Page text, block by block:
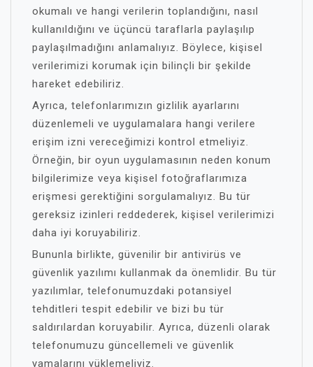
okumalı ve hangi verilerin toplandığını, nasıl
kullanıldığını ve üçüncü taraflarla paylaşılıp
paylaşılmadığını anlamalıyız. Böylece, kişisel
verilerimizi korumak için bilinçli bir şekilde
hareket edebiliriz.
Ayrıca, telefonlarımızın gizlilik ayarlarını
düzenlemeli ve uygulamalara hangi verilere
erişim izni vereceğimizi kontrol etmeliyiz.
Örneğin, bir oyun uygulamasının neden konum
bilgilerimize veya kişisel fotoğraflarımıza
erişmesi gerektiğini sorgulamalıyız. Bu tür
gereksiz izinleri reddederek, kişisel verilerimizi
daha iyi koruyabiliriz.
Bununla birlikte, güvenilir bir antivirüs ve
güvenlik yazılımı kullanmak da önemlidir. Bu tür
yazılımlar, telefonumuzdaki potansiyel
tehditleri tespit edebilir ve bizi bu tür
saldırılardan koruyabilir. Ayrıca, düzenli olarak
telefonumuzu güncellemeli ve güvenlik
yamalarını yüklemeliyiz.